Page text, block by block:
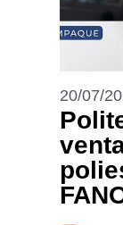
20/07/